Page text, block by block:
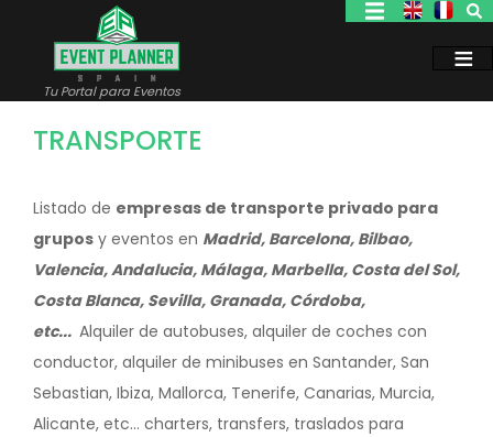
contenido
Tu Portal para Eventos
TRANSPORTE
Listado de empresas de transporte privado para
grupos y eventos en Madrid, Barcelona, Bilbao,
Valencia, Andalucia, Málaga, Marbella, Costa del Sol,
Costa Blanca, Sevilla, Granada, Córdoba,
etc... Alquiler de autobuses, alquiler de coches con
conductor, alquiler de minibuses en Santander, San
Sebastian, Ibiza, Mallorca, Tenerife, Canarias, Murcia,
Alicante, etc... charters, transfers, traslados para